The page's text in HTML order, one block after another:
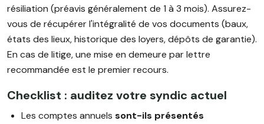
résiliation (préavis généralement de 1 à 3 mois). Assurez-
vous de récupérer l'intégralité de vos documents (baux,
états des lieux, historique des loyers, dépôts de garantie).
En cas de litige, une mise en demeure par lettre
recommandée est le premier recours.
Checklist : auditez votre syndic actuel
Les comptes annuels sont-ils présentés